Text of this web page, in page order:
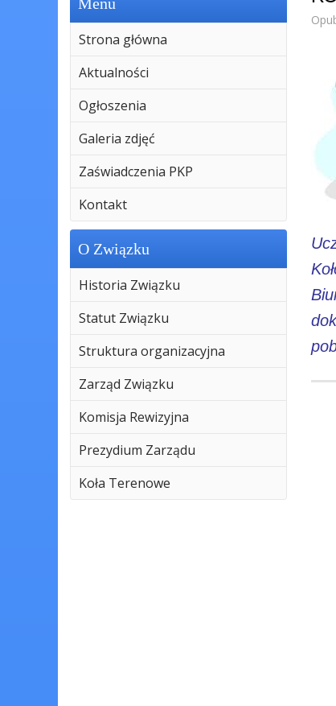
Strona główna
Aktualności
Ogłoszenia
Galeria zdjęć
Zaświadczenia PKP
Kontakt
O Związku
Historia Związku
Statut Związku
Struktura organizacyjna
Zarząd Związku
Komisja Rewizyjna
Prezydium Zarządu
Koła Terenowe